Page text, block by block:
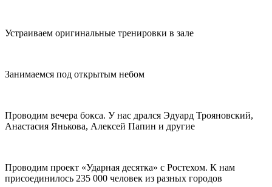
Устраиваем оригинальные тренировки в зале
Занимаемся под открытым небом
Проводим вечера бокса. У нас дрался Эдуард Трояновский,
Анастасия Янькова, Алексей Папин и другие
Проводим проект «Ударная десятка» с Ростехом. К нам
присоединилось 235 000 человек из разных городов